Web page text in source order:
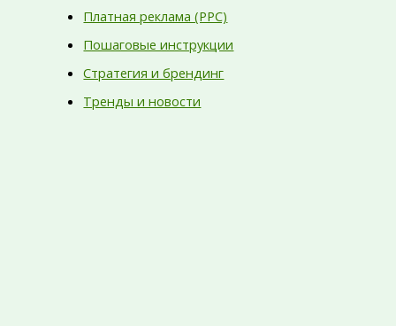
Платная реклама (PPC)
Пошаговые инструкции
Стратегия и брендинг
Тренды и новости